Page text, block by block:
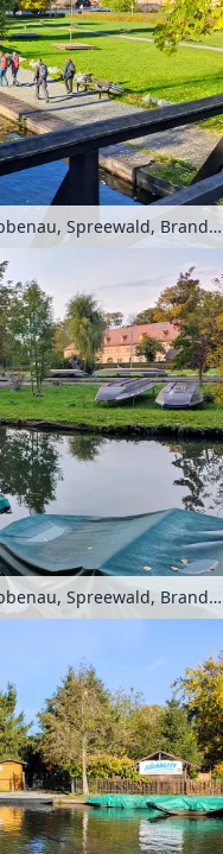
Großer Spreewaldhafen in Lübbenau, Spreewald, Brandenburg, Deutschland
Großer Spreewaldhafen in Lübbenau, Spreewald, Brandenburg, Deutschland